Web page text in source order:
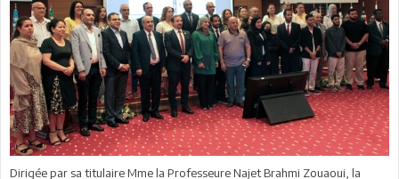
Dirigée par sa titulaire Mme la Professeure Najet Brahmi Zouaoui, la